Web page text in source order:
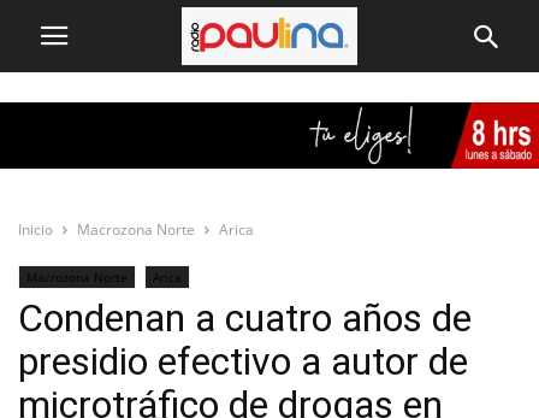
Inicio Macrozona Norte Arica
Macrozona Norte Arica
Condenan a cuatro años de
presidio efectivo a autor de
microtráfico de drogas en